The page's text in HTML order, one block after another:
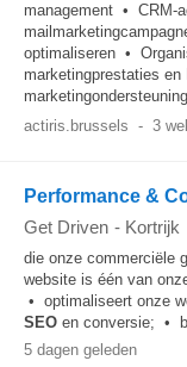
management • CRM-
optimaliseren •
marketingprestaties
actiris.brussels - 3
Performance &
Get Driven - Kortrijk
die onze commerciële
website is één van
• optimaliseert onze
SEO en conversie; •
5 dagen geleden